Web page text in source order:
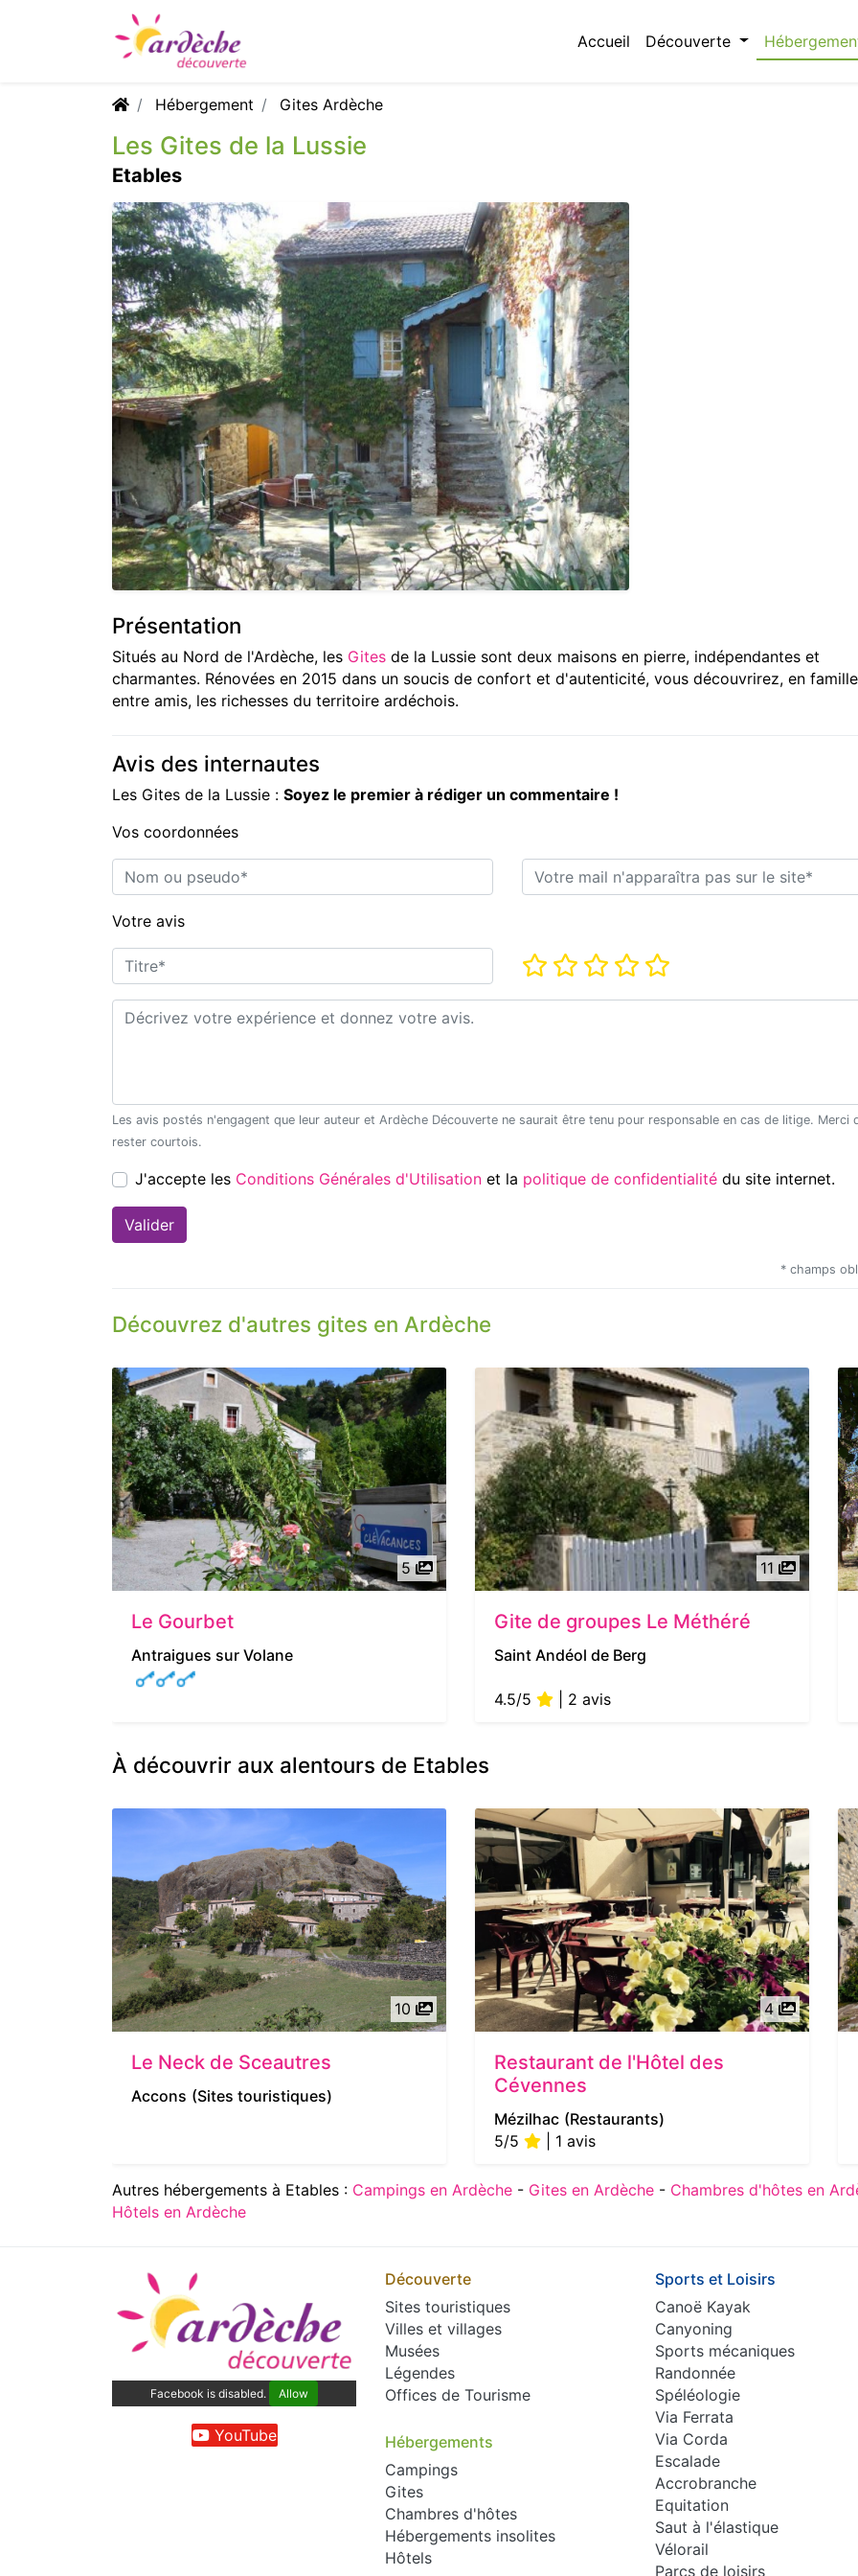
Accueil Découverte
Hébergement Gites Ardèche
Les Gites de la Lussie
Etables
Présentation
Situés au Nord de l'Ardèche, les Gites de la Lussie sont deux maisons en pierre, indépendantes et
charmantes. Rénovées en 2015 dans un soucis de confort et d'autenticité, vous découvrirez, en
entre amis, les richesses du territoire ardéchois.
Avis des internautes
Les Gites de la Lussie : Soyez le premier à rédiger un commentaire !
Vos coordonnées
Nom ou pseudo*
E-mail*
Votre avis
Titre*
Note*
Commentaire*
Les avis postés n'engagent que leur auteur et Ardèche Découverte ne saurait être tenu pour responsable en cas de litige. Merci de
rester courtois.
J'accepte les Conditions Générales d'Utilisation et la politique de confidentialité du site internet.
* champs
Découvrez d'autres gites en Ardèche
5
Le Gourbet
Antraigues sur Volane
11
Gite de groupes Le Méthéré
Saint Andéol de Berg
4.5/5 | 2 avis
À découvrir aux alentours de Etables
10
Le Neck de Sceautres
Accons (Sites touristiques)
4
Restaurant de l'Hôtel des
Cévennes
Mézilhac (Restaurants)
5/5
| 1 avis
Autres hébergements à Etables : Campings en Ardèche - Gites en Ardèche - Chambres d'hôtes en
Hôtels en Ardèche
Facebook is disabled. Allow
YouTube
Découverte
Sites touristiques
Villes et villages
Musées
Légendes
Offices de Tourisme
Hébergements
Campings
Gites
Chambres d'hôtes
Hébergements insolites
Hôtels
Sports et Loisirs
Canoë Kayak
Canyoning
Sports mécaniques
Randonnée
Spéléologie
Via Ferrata
Via Corda
Escalade
Accrobranche
Equitation
Saut à l'élastique
Vélorail
Parcs de loisirs